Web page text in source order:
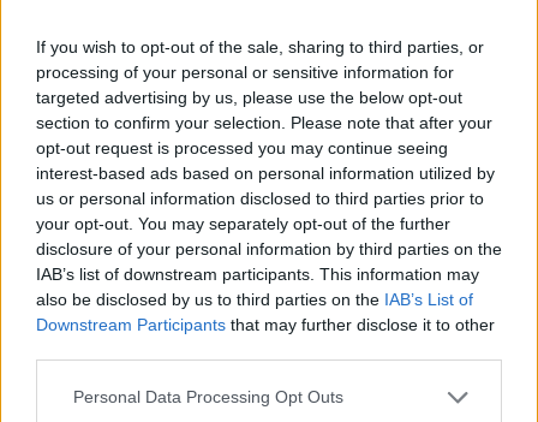
If you wish to opt-out of the sale, sharing to third parties, or
processing of your personal or sensitive information for
targeted advertising by us, please use the below opt-out
section to confirm your selection. Please note that after your
opt-out request is processed you may continue seeing
interest-based ads based on personal information utilized by
us or personal information disclosed to third parties prior to
your opt-out. You may separately opt-out of the further
disclosure of your personal information by third parties on the
IAB’s list of downstream participants. This information may
also be disclosed by us to third parties on the IAB’s List of
Downstream Participants that may further disclose it to other
Personal Data Processing Opt Outs
a állandó változás. A jövő tehát vélhetően más
világot hoz, mint ami a múlt volt. Biztonsági öv
gyanánt, a videóban néhány a befektetéssel
kapcsolatos téves szemléletmódod tekintünk át.
Online előadások és délutáni szemináriumok a Portfolio
Trade Akadémián. A jelen írás nem minősül befektetési
tanácsadásnak vagy befektetési ajánlásnak. Részletes jogi
információ
KEDVES OLVASÓNK!
A keresett cikk a portfolio.hu hírarchívumához